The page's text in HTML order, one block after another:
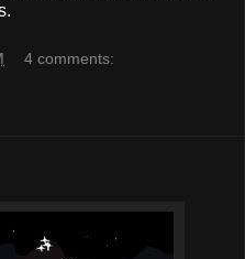
4 comments: